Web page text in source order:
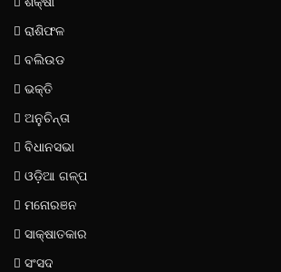
ରାଶିଫଳ
ବଲିଉଡ
ଭକ୍ତି
ଅନୁଚିନ୍ତା
ବିଧାନସଭା
ଓଡ଼ିଆ ଗଳ୍ପ
ମନୋରଞନ
ସାକ୍ଷାତକାର
ସଂସଦ